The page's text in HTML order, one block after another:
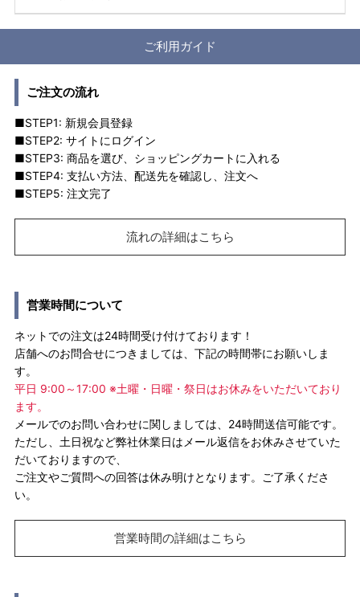
ご利用ガイド
ご注文の流れ
■STEP1: 新規会員登録
■STEP2: サイトにログイン
■STEP3: 商品を選び、ショッピングカートに入れる
■STEP4: 支払い方法、配送先を確認し、注文へ
■STEP5: 注文完了
流れの詳細はこちら
営業時間について
ネットでの注文は24時間受け付けております！
店舗へのお問合せにつきましては、下記の時間帯にお願いしま
す。
平日 9:00～17:00 ※土曜・日曜・祭日はお休みをいただいており
ます。
メールでのお問い合わせに関しましては、24時間送信可能です。
ただし、土日祝など弊社休業日はメール返信をお休みさせていた
だいておりますので、
ご注文やご質問への回答は休み明けとなります。ご了承くださ
い。
営業時間の詳細はこちら